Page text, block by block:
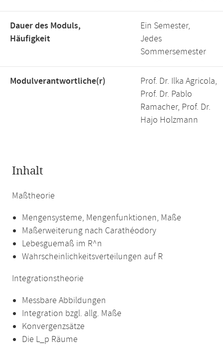
Dauer des Moduls,
Häufigkeit
Ein Semester,
Jedes
Sommersemester
Modulverantwortliche(r)
Prof. Dr. Ilka Agricola,
Prof. Dr. Pablo
Ramacher, Prof. Dr.
Hajo Holzmann
Inhalt
Maßtheorie
Mengensysteme, Mengenfunktionen, Maße
Maßerweiterung nach Carathéodory
Lebesguemaß im R^n
Wahrscheinlichkeitsverteilungen auf R
Integrationstheorie
Messbare Abbildungen
Integration bzgl. allg. Maße
Konvergenzsätze
Die L_p Räume